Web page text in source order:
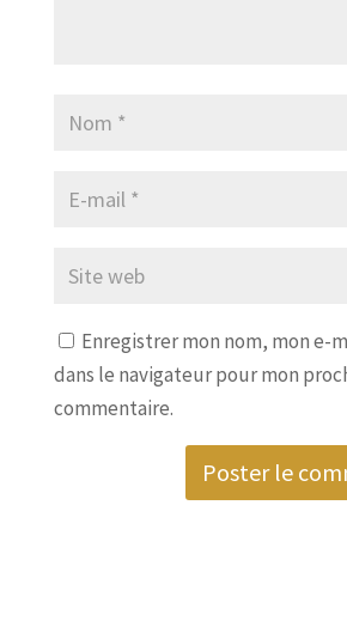
Enregistrer mon nom, mon e-
dans le navigateur pour mon
commentaire.